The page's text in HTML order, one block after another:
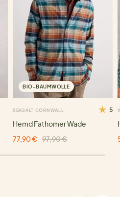
BIO-BAUMWOLLE
SEASALT CORNWALL 5
Hemd Fathomer Wade
77,90 €
97,90 €